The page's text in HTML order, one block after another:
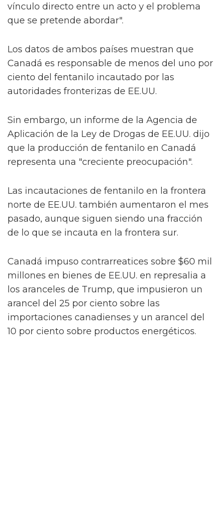
vínculo directo entre un acto y el problema
que se pretende abordar".
Los datos de ambos países muestran que
Canadá es responsable de menos del uno por
ciento del fentanilo incautado por las
autoridades fronterizas de EE.UU.
Sin embargo, un informe de la Agencia de
Aplicación de la Ley de Drogas de EE.UU. dijo
que la producción de fentanilo en Canadá
representa una "creciente preocupación".
Las incautaciones de fentanilo en la frontera
norte de EE.UU. también aumentaron el mes
pasado, aunque siguen siendo una fracción
de lo que se incauta en la frontera sur.
Canadá impuso contrarreatices sobre $60 mil
millones en bienes de EE.UU. en represalia a
los aranceles de Trump, que impusieron un
arancel del 25 por ciento sobre las
importaciones canadienses y un arancel del
10 por ciento sobre productos energéticos.